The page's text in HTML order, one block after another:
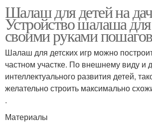
Шалаш для детей на
Устройство шалаша
своими руками
Шалаш для детских игр можно
частном участке. По внешнему виду и
интеллектуального развития детей,
желательно строить максимально
.
Материалы